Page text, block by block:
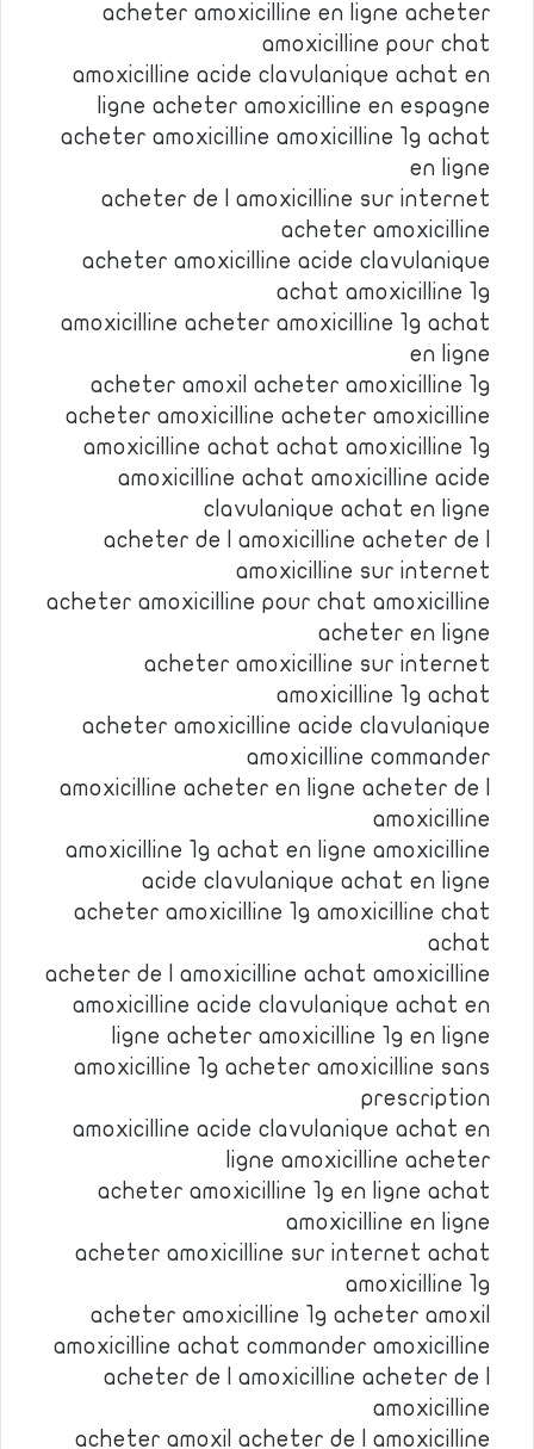
acheter amoxicilline en ligne acheter
amoxicilline pour chat
amoxicilline acide clavulanique achat en
ligne acheter amoxicilline en espagne
acheter amoxicilline amoxicilline 1g achat
en ligne
acheter de l amoxicilline sur internet
acheter amoxicilline
acheter amoxicilline acide clavulanique
achat amoxicilline 1g
amoxicilline acheter amoxicilline 1g achat
en ligne
acheter amoxil acheter amoxicilline 1g
acheter amoxicilline acheter amoxicilline
amoxicilline achat achat amoxicilline 1g
amoxicilline achat amoxicilline acide
clavulanique achat en ligne
acheter de l amoxicilline acheter de l
amoxicilline sur internet
acheter amoxicilline pour chat amoxicilline
acheter en ligne
acheter amoxicilline sur internet
amoxicilline 1g achat
acheter amoxicilline acide clavulanique
amoxicilline commander
amoxicilline acheter en ligne acheter de l
amoxicilline
amoxicilline 1g achat en ligne amoxicilline
acide clavulanique achat en ligne
acheter amoxicilline 1g amoxicilline chat
achat
acheter de l amoxicilline achat amoxicilline
amoxicilline acide clavulanique achat en
ligne acheter amoxicilline 1g en ligne
amoxicilline 1g acheter amoxicilline sans
prescription
amoxicilline acide clavulanique achat en
ligne amoxicilline acheter
acheter amoxicilline 1g en ligne achat
amoxicilline en ligne
acheter amoxicilline sur internet achat
amoxicilline 1g
acheter amoxicilline 1g acheter amoxil
amoxicilline achat commander amoxicilline
acheter de l amoxicilline acheter de l
amoxicilline
acheter amoxil acheter de l amoxicilline